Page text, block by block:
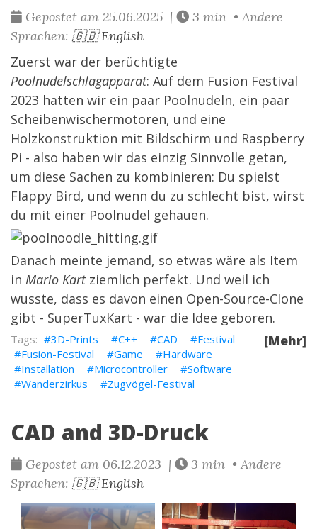
Gepostet am 25.06.2025 |
3 min • Andere
Sprachen: 🇬🇧 English
Zuerst war der berüchtigte
Poolnudelschlagapparat: Auf dem Fusion Festival
2023 hatten wir ein paar Poolnudeln, ein paar
Scheibenwischermotoren, und eine
Holzkonstruktion mit Bildschirm und Raspberry
Pi - also haben wir das einzig Sinnvolle getan,
um diese Sachen zu kombinieren: Du spielst
Flappy Bird, und wenn du zu schlecht bist, wirst
du mit einer Poolnudel gehauen.
Danach meinte jemand, so etwas wäre als Item
in Mario Kartziemlich perfekt. Und weil ich
wusste, dass es davon einen Open-Source-Clone
gibt - SuperTuxKart - war die Idee geboren.
[Mehr]
3D-Prints C++ CAD
Festival
Fusion-Festival
Game
Hardware
Installation
Microcontroller
Software
Wanderzirkus
Zugvögel-Festival
CAD and 3D-Druck
Gepostet am 06.12.2023 |
3 min • Andere
Sprachen: 🇬🇧 English